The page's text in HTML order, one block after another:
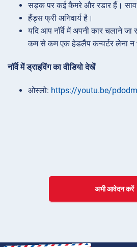
सड़क पर कई कैमरे और रडार हैं।
हैंड्स फ्री अनिवार्य है।
यदि आप नॉर्वे में अपनी कार चलाने जा
कम से कम एक हेडलैंप कन्वर्टर लेना न
नॉर्वे में ड्राइविंग का वीडियो देखें
ओस्लो: https://youtu.be/
अभी आवेदन करें